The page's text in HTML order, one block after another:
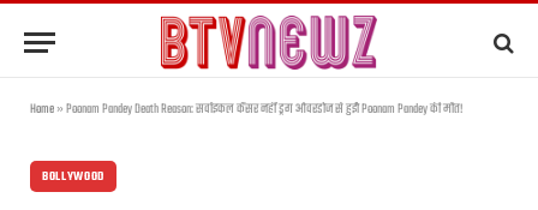
Home»Poonam Pandey Death Reason: सर्वाइकल कैंसर नहीं ड्रग ओवरडोज से हुईो Poonam Pandey की मौत!
BOLLYWOOD